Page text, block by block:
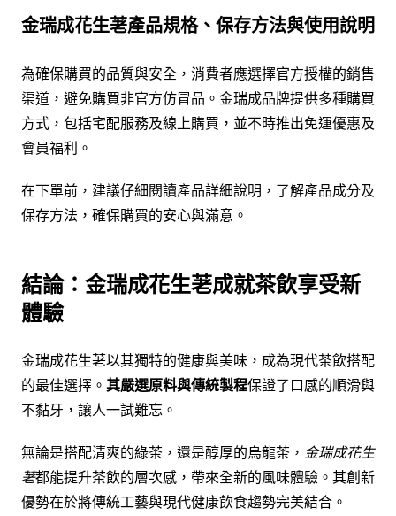
金瑞成花生荖產品規格、保存方法與使用說明
為確保購買的品質與安全，消費者應選擇官方授權的銷售
渠道，避免購買非官方仿冒品。金瑞成品牌提供多種購買
方式，包括宅配服務及線上購買，並不時推出免運優惠及
會員福利。
在下單前，建議仔細閱讀產品詳細說明，了解產品成分及
保存方法，確保購買的安心與滿意。
結論：金瑞成花生荖成就茶飲享受新
體驗
金瑞成花生荖以其獨特的健康與美味，成為現代茶飲搭配
的最佳選擇。 其嚴選原料與傳統製程保證了口感的順滑與
不黏牙，讓人一試難忘。
無論是搭配清爽的綠茶，還是醇厚的烏龍茶， 金瑞成花生
荖都能提升茶飲的層次感，帶來全新的風味體驗。其創新
優勢在於將傳統工藝與現代健康飲食趨勢完美結合。